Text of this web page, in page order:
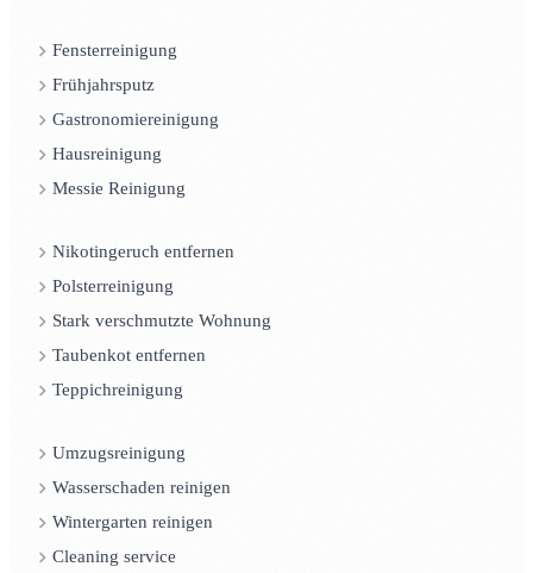
Fensterreinigung
Frühjahrsputz
Gastronomiereinigung
Hausreinigung
Messie Reinigung
Nikotingeruch entfernen
Polsterreinigung
Stark verschmutzte Wohnung
Taubenkot entfernen
Teppichreinigung
Umzugsreinigung
Wasserschaden reinigen
Wintergarten reinigen
Cleaning service